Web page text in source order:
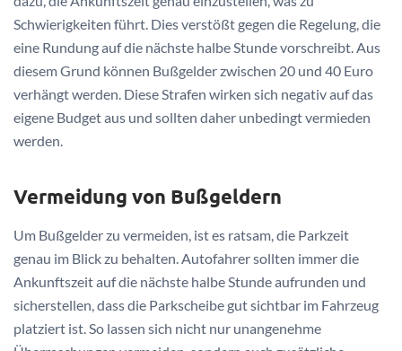
Schwierigkeiten führt. Dies verstößt gegen die Regelung, die
eine Rundung auf die nächste halbe Stunde vorschreibt. Aus
diesem Grund können Bußgelder zwischen 20 und 40 Euro
verhängt werden. Diese Strafen wirken sich negativ auf das
eigene Budget aus und sollten daher unbedingt vermieden
werden.
Vermeidung von Bußgeldern
Um Bußgelder zu vermeiden, ist es ratsam, die Parkzeit
genau im Blick zu behalten. Autofahrer sollten immer die
Ankunftszeit auf die nächste halbe Stunde aufrunden und
sicherstellen, dass die Parkscheibe gut sichtbar im Fahrzeug
platziert ist. So lassen sich nicht nur unangenehme